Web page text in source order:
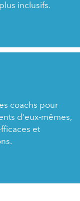
inclusifs.
coachs pour
d'eux-mêmes,
et